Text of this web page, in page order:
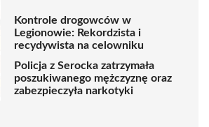
Kontrole drogowców w
Legionowie: Rekordzista i
recydywista na celowniku
Policja z Serocka zatrzymała
poszukiwanego mężczyznę oraz
zabezpieczyła narkotyki